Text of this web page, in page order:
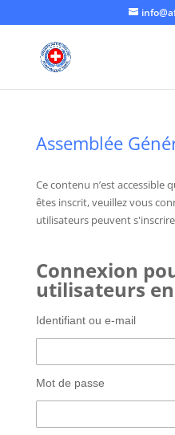
Assemblée
Ce contenu n’est accessible
êtes inscrit, veuillez vous
utilisateurs peuvent
Connexion
utilisateurs
Identifiant ou e-mail
Mot de passe